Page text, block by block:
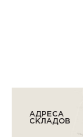
АДРЕСА
СКЛАДОВ